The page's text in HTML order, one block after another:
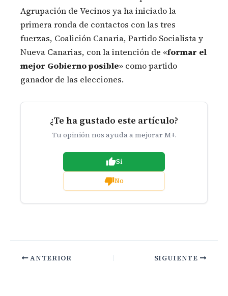
Agrupación de Vecinos ya ha iniciado la
primera ronda de contactos con las tres
fuerzas, Coalición Canaria, Partido Socialista y
Nueva Canarias, con la intención de «formar el
mejor Gobierno posible» como partido
ganador de las elecciones.
¿Te ha gustado este artículo?
Tu opinión nos ayuda a mejorar M+.
Si
No
ANTERIOR SIGUIENTE